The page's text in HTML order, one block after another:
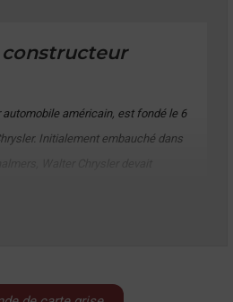
automobile américain, est fondé le 6
Initialement embauché dans
années 1920. Malheureusement,
a mis en place plusieurs